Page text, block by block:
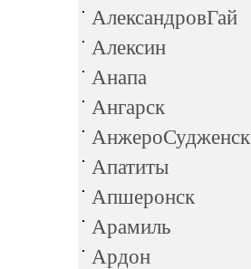
АлександровГай
Алексин
Анапа
Ангарск
АнжероСудженск
Апатиты
Апшеронск
Арамиль
Ардон